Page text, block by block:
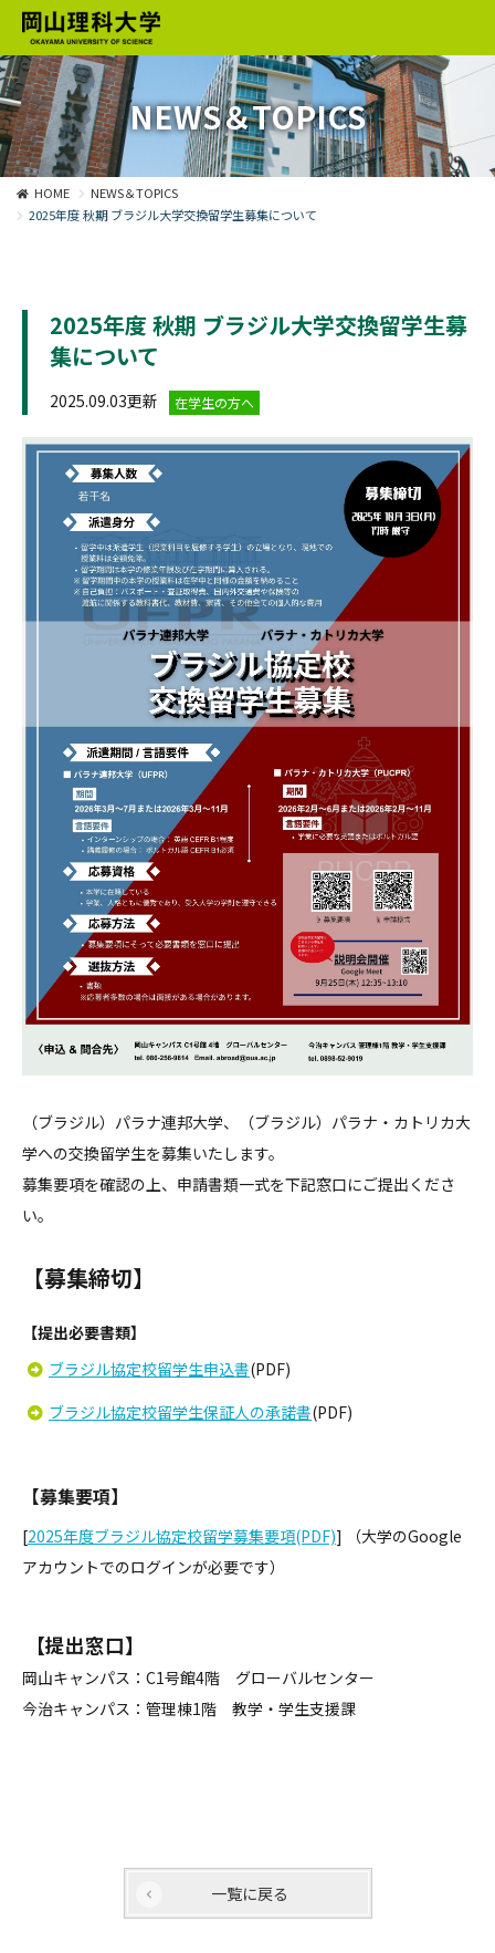
NEWS＆TOPICS
HOME
NEWS＆TOPICS
2025年度 秋期 ブラジル大学交換留学生募集について
2025年度 秋期 ブラジル大学交換留学生募
集について
2025.09.03更新 在学生の方へ
（ブラジル）パラナ連邦大学、（ブラジル）パラナ・カトリカ大
学への交換留学生を募集いたします。
募集要項を確認の上、申請書類一式を下記窓口にご提出くださ
い。
【募集締切】
【提出必要書類】
ブラジル協定校留学生申込書(PDF)
ブラジル協定校留学生保証人の承諾書(PDF)
【募集要項】
[2025年度ブラジル協定校留学募集要項(PDF)] （大学のGoogle
アカウントでのログインが必要です）
【提出窓口】
岡山キャンパス：C1号館4階 グローバルセンター
今治キャンパス：管理棟1階 教学・学生支援課
一覧に戻る